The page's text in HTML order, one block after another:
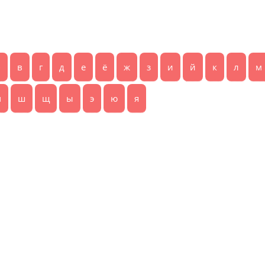
в г д е ё ж з и й к л м
ш щ ы э ю я